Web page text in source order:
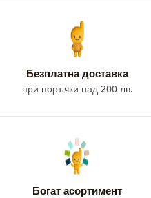
Безплатна доставка
при поръчки над 200 лв.
Богат асортимент